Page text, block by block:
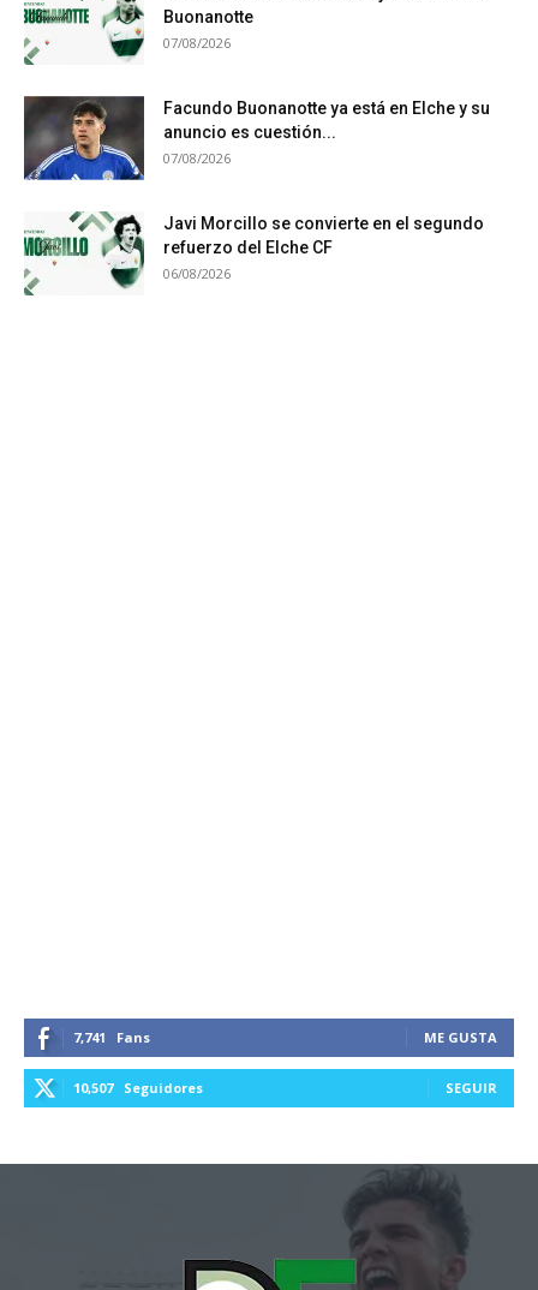
Buonanotte
07/08/2026
Facundo Buonanotte ya está en Elche y su
anuncio es cuestión...
07/08/2026
Javi Morcillo se convierte en el segundo
refuerzo del Elche CF
06/08/2026
7,741 Fans ME GUSTA
10,507 Seguidores SEGUIR